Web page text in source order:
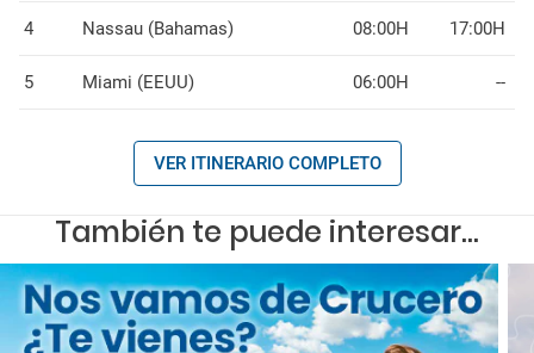
4 Nassau (Bahamas) 08:00H 17:00H
5 Miami (EEUU) 06:00H --
VER ITINERARIO COMPLETO
También te puede interesar...